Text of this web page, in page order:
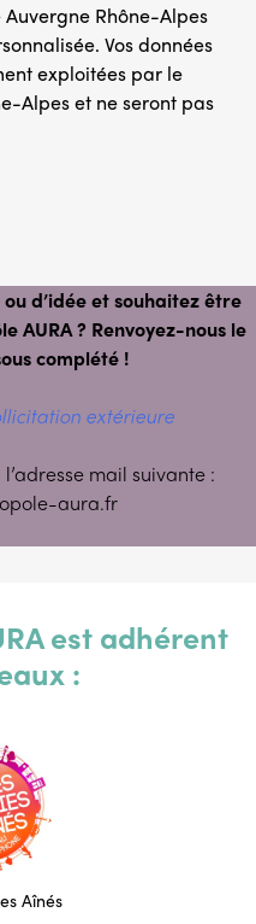
Rhône-Alpes
Vos données
exploitées par le
Alpes et ne seront pas
d’idée et souhaitez être
AURA ? Renvoyez-nous le
complété !
extérieure
mail suivante :
aura.fr
est adhérent
:
Aînés